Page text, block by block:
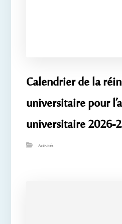
Calendrier de la
universitaire pour
universitaire 2026-
Activités